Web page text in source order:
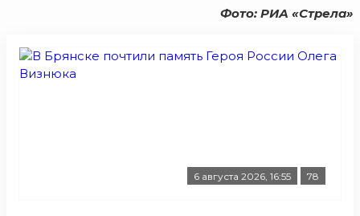
Фото: РИА «Стрела»
6 августа 2026, 16:55 78